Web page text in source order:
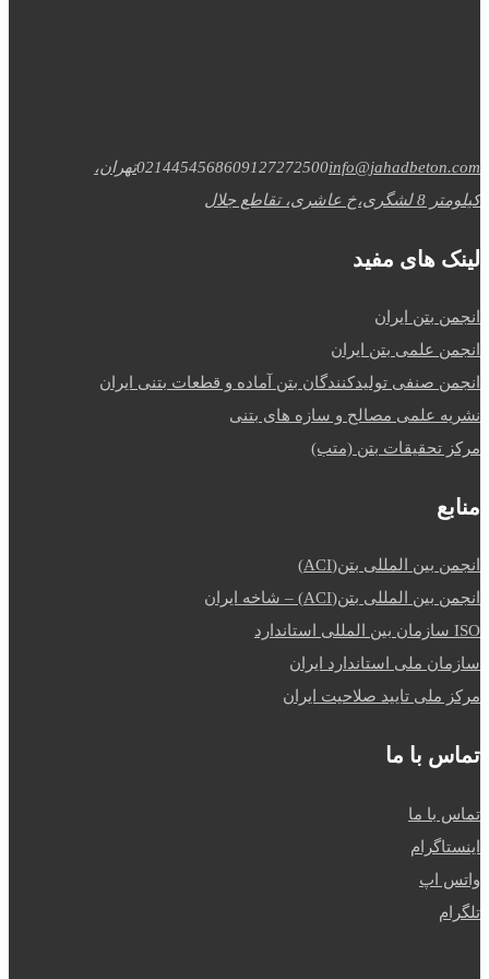
0214454568609127272500info@jahadbeton.com
تهران،
کیلومتر 8 لشگری،خ عاشری، تقاطع جلال
لینک های مفید
انجمن بتن ایران
انجمن علمی بتن ایران
انجمن صنفی تولیدکنندگان بتن آماده و قطعات بتنی ایران
نشریه علمی مصالح و سازه های بتنی
مرکز تحقیقات بتن (متب)
منابع
انجمن بین المللی بتن(ACI)
انجمن بین المللی بتن(ACI) – شاخه ایران
ISO سازمان بین المللی استاندارد
سازمان ملی استاندارد ایران
مرکز ملی تایید صلاحیت ایران
تماس با ما
تماس با ما
اینستاگرام
واتس اپ
تلگرام